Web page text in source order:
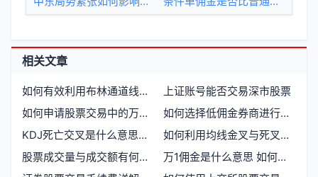
相关文章
如何有效利用布林通道线进行股票交易
上证账号能否交易深市股票
如何申请股票交易中的万一免五佣金
如何选择低佣金券商进行股票交易
KDJ死亡交叉是什么意思，如何判断与应对
如何利用均线金叉与死叉进行股票交易
股票成交量与成交额有何区别
万1佣金是什么意思 如何计算股票交易费用